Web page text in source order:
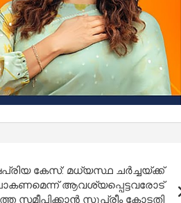
കേസ്: മധ്യസ്ഥ ചർച്ചയ്ക്ക്
ആവശ്യപ്പെട്ടവരോട്
സമീപിക്കാൻ സുപ്രീം കോടതി